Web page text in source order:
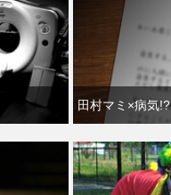
田村マミ×病気!?